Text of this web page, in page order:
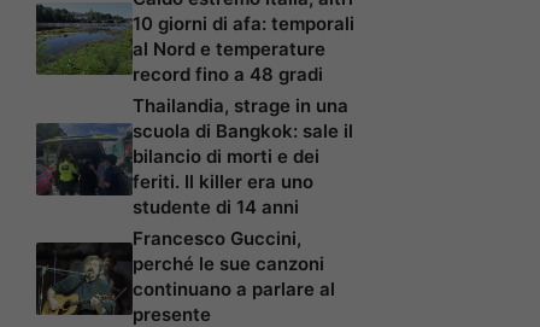
10 giorni di afa: temporali
al Nord e temperature
record fino a 48 gradi
Thailandia, strage in una
scuola di Bangkok: sale il
bilancio di morti e dei
feriti. Il killer era uno
studente di 14 anni
Francesco Guccini,
perché le sue canzoni
continuano a parlare al
presente